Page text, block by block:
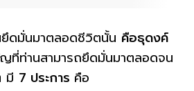
ดมั่นมาตลอดชีวิตนั้น คือธุดงค์
ที่ท่านสามารถยึดมั่นมาตลอดจน
มี 7 ประการ คือ